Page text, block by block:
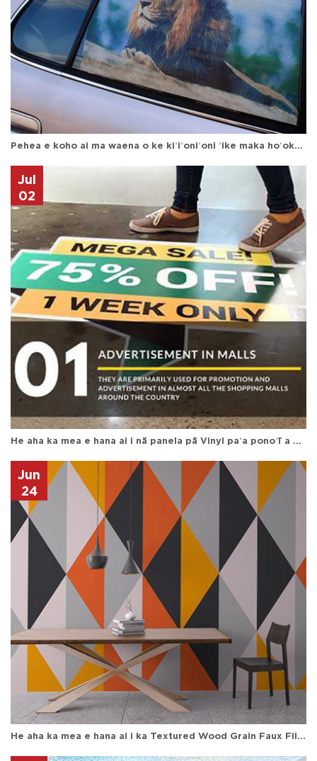
Pehea e koho ai ma waena o ke kiʻiʻoniʻoni ʻike maka hoʻokahi a me ke kiʻiʻoniʻoni puka aniani no ke aniani kalepa
Jul
02
He aha ka mea e hana ai i nā panela pā Vinyl paʻa ponoʻī a me nā laina pale wai i nā ʻano ʻokoʻa kiʻekiʻe loa no nā ua hou?
Jun
24
He aha ka mea e hana ai i ka Textured Wood Grain Faux Film Wraps i kahi koho kiʻekiʻe no nā puka a me nā lako?